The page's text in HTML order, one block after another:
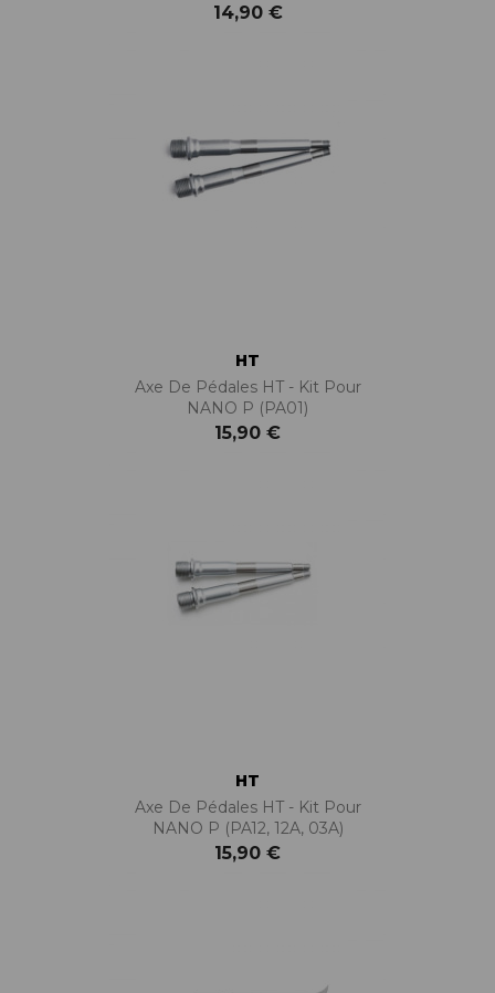
14,90 €
HT
Axe De Pédales HT - Kit Pour
NANO P (PA01)
15,90 €
HT
Axe De Pédales HT - Kit Pour
NANO P (PA12, 12A, 03A)
15,90 €